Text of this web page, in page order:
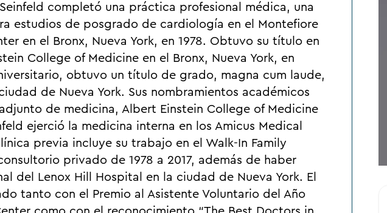
completó una práctica profesional médica, una
estudios de posgrado de cardiología en el Montefiore
en el Bronx, Nueva York, en 1978. Obtuvo su título en
College of Medicine en el Bronx, Nueva York, en
obtuvo un título de grado, magna cum laude,
de Nueva York. Sus nombramientos académicos
de medicina, Albert Einstein College of Medicine
ejerció la medicina interna en los Amicus Medical
previa incluye su trabajo en el Walk-In Family
privado de 1978 a 2017, además de haber
del Lenox Hill Hospital en la ciudad de Nueva York. El
tanto con el Premio al Asistente Voluntario del Año